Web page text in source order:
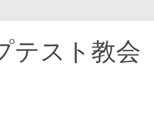
テスト教会